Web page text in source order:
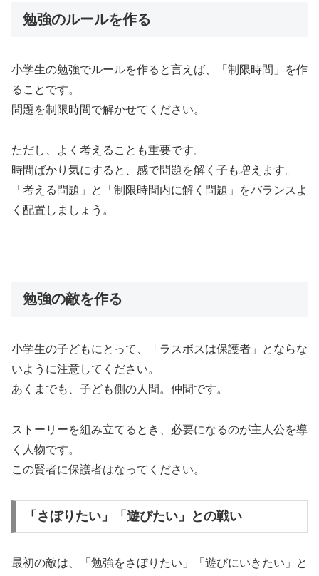
勉強のルールを作る
小学生の勉強でルールを作ると言えば、「制限時間」を作
ることです。
問題を制限時間で解かせてください。
ただし、よく考えることも重要です。
時間ばかり気にすると、感で問題を解く子も増えます。
「考える問題」と「制限時間内に解く問題」をバランスよ
く配置しましょう。
勉強の敵を作る
小学生の子どもにとって、「ラスボスは保護者」とならな
いように注意してください。
あくまでも、子ども側の人間。仲間です。
ストーリーを組み立てるとき、必要になるのが主人公を導
く人物です。
この賢者に保護者はなってください。
「さぼりたい」「遊びたい」との戦い
最初の敵は、「勉強をさぼりたい」「遊びにいきたい」と